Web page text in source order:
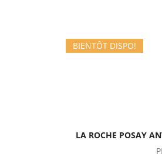
BIENTÔT DISPO!
LA ROCHE POSAY